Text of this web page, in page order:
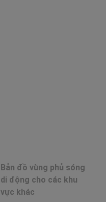
Bản đồ vùng phủ sóng
di động cho các khu
vực khác